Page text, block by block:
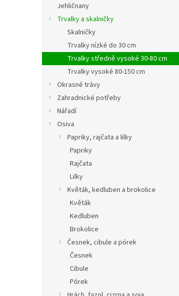
Jehličnany
Trvalky a skalničky
Skalničky
Trvalky nízké do 30 cm
Trvalky středně vysoké 30-80 cm
Trvalky vysoké 80-150 cm
Okrasné trávy
Zahradnické potřeby
Nářadí
Osiva
Papriky, rajčata a lilky
Papriky
Rajčata
Lilky
Květák, kedluben a brokolice
Květák
Kedluben
Brokolice
Česnek, cibule a pórek
Česnek
Cibule
Pórek